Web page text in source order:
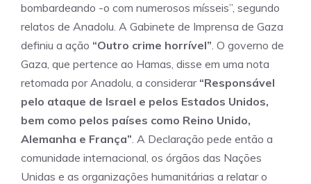
bombardeando -o com numerosos mísseis”, segundo
relatos de Anadolu. A Gabinete de Imprensa de Gaza
definiu a ação “Outro crime horrível”. O governo de
Gaza, que pertence ao Hamas, disse em uma nota
retomada por Anadolu, a considerar “Responsável
pelo ataque de Israel e pelos Estados Unidos,
bem como pelos países como Reino Unido,
Alemanha e França”. A Declaração pede então a
comunidade internacional, os órgãos das Nações
Unidas e as organizações humanitárias a relatar o